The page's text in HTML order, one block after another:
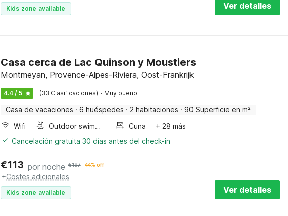
Kids zone available Ver detalles
Casa cerca de Lac Quinson y Moustiers
Montmeyan, Provence-Alpes-Riviera, Oost-Frankrijk
4.4 / 5 (33 Clasificaciones) · Muy bueno
Casa de vacaciones · 6 huéspedes · 2 habitaciones · 90 Superficie en m²
Wifi
Outdoor swimming pool Cuna
+ 28 más
Cancelación gratuita 30 días antes del check-in
€113 por noche €197 44% off
+Costes adicionales
Kids zone available Ver detalles